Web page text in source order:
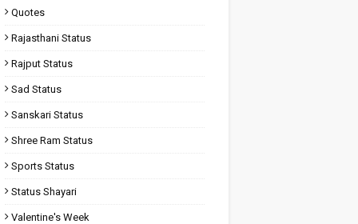
Quotes
Rajasthani Status
Rajput Status
Sad Status
Sanskari Status
Shree Ram Status
Sports Status
Status Shayari
Valentine's Week